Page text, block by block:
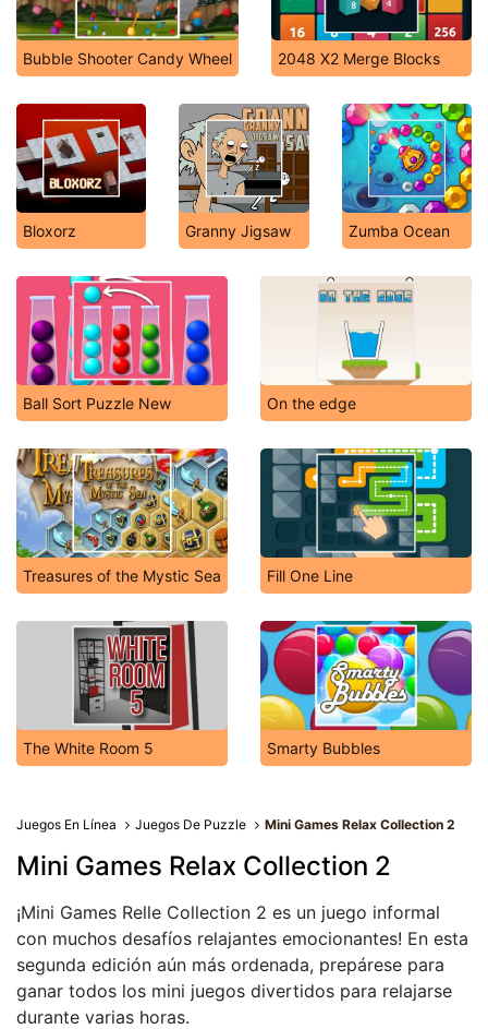
Bubble Shooter Candy Wheel 2048 X2 Merge Blocks
Bloxorz Granny Jigsaw Zumba Ocean
Ball Sort Puzzle New On the edge
Treasures of the Mystic Sea Fill One Line
The White Room 5 Smarty Bubbles
Juegos En Línea Juegos De Puzzle Mini Games Relax Collection 2
Mini Games Relax Collection 2
¡Mini Games Relle Collection 2 es un juego informal
con muchos desafíos relajantes emocionantes! En esta
segunda edición aún más ordenada, prepárese para
ganar todos los mini juegos divertidos para relajarse
durante varias horas.